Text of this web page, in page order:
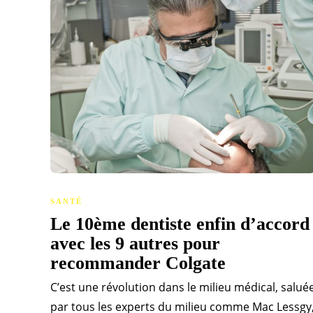
SANTÉ
Le 10ème dentiste enfin d’accord
avec les 9 autres pour
recommander Colgate
C’est une révolution dans le milieu médical,
par tous les experts du milieu comme Mac